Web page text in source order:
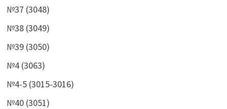
№37 (3048)
№38 (3049)
№39 (3050)
№4 (3063)
№4-5 (3015-3016)
№40 (3051)